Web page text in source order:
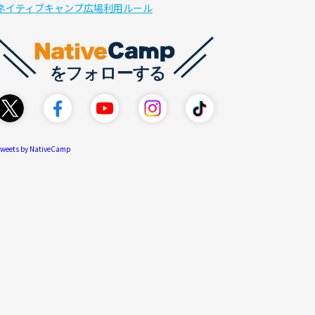
イティブキャンプ広場利用ルール
by NativeCamp